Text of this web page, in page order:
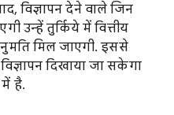
विज्ञापन देने वाले जिन
उन्हें तुर्किये में वित्तीय
मिल जाएगी. इससे
दिखाया जा सकेगा
में है.